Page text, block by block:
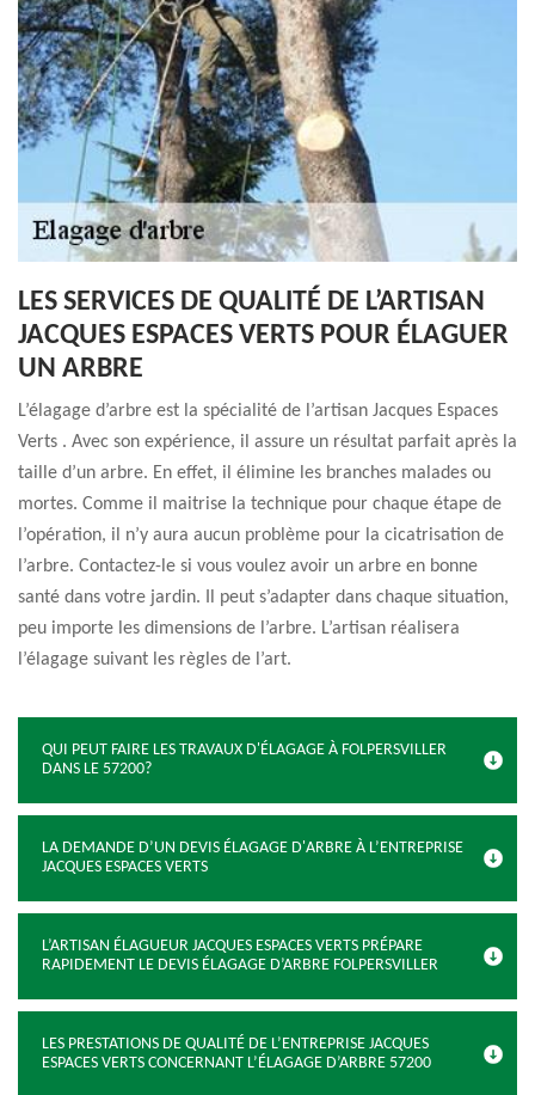
LES SERVICES DE QUALITÉ DE L’ARTISAN
JACQUES ESPACES VERTS POUR ÉLAGUER
UN ARBRE
L’élagage d’arbre est la spécialité de l’artisan Jacques Espaces
Verts . Avec son expérience, il assure un résultat parfait après la
taille d’un arbre. En effet, il élimine les branches malades ou
mortes. Comme il maitrise la technique pour chaque étape de
l’opération, il n’y aura aucun problème pour la cicatrisation de
l’arbre. Contactez-le si vous voulez avoir un arbre en bonne
santé dans votre jardin. Il peut s’adapter dans chaque situation,
peu importe les dimensions de l’arbre. L’artisan réalisera
l’élagage suivant les règles de l’art.
QUI PEUT FAIRE LES TRAVAUX D'ÉLAGAGE À FOLPERSVILLER
DANS LE 57200?
LA DEMANDE D’UN DEVIS ÉLAGAGE D'ARBRE À L’ENTREPRISE
JACQUES ESPACES VERTS
L’ARTISAN ÉLAGUEUR JACQUES ESPACES VERTS PRÉPARE
RAPIDEMENT LE DEVIS ÉLAGAGE D’ARBRE FOLPERSVILLER
LES PRESTATIONS DE QUALITÉ DE L’ENTREPRISE JACQUES
ESPACES VERTS CONCERNANT L’ÉLAGAGE D’ARBRE 57200